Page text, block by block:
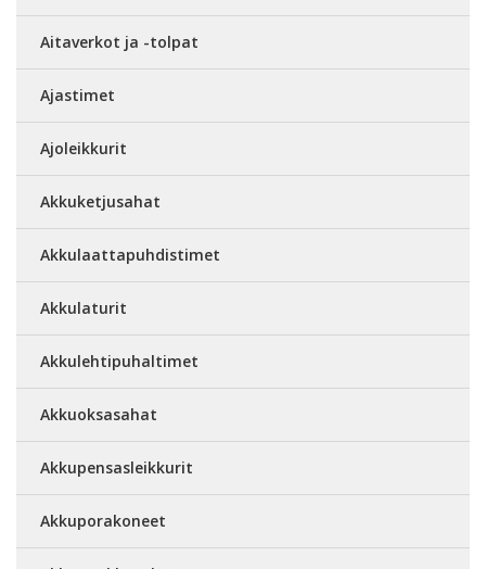
Aitaverkot ja -tolpat
Ajastimet
Ajoleikkurit
Akkuketjusahat
Akkulaattapuhdistimet
Akkulaturit
Akkulehtipuhaltimet
Akkuoksasahat
Akkupensasleikkurit
Akkuporakoneet